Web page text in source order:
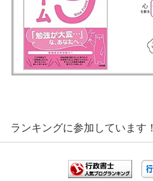
ランキングに参加しています！